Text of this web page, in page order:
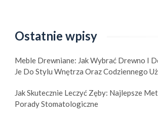
Ostatnie wpisy
Meble Drewniane: Jak Wybrać Drewno I
Je Do Stylu Wnętrza Oraz Codziennego
Jak Skutecznie Leczyć Zęby: Najlepsze
Porady Stomatologiczne